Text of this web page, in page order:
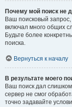
Почему мой поиск не
Ваш поисковый
включал много общих
Будьте более
поиска.
Вернуться к началу
В результате моего
Ваш поиск дал
сервер не смог
точно задавайте